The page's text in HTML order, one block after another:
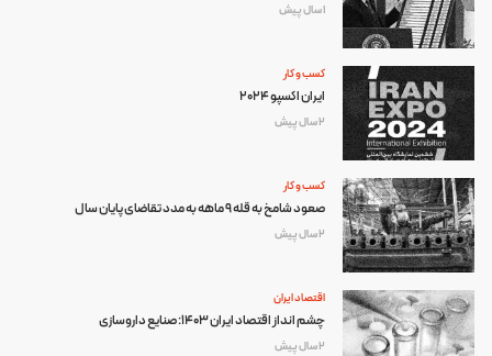
1 سال پیش
کسب و کار
ایران اکسپو ۲۰۲۴
2 سال پیش
کسب و کار
صعود شامخ به قله 9 ماهه به مدد تقاضای پایان سال
2 سال پیش
اقتصاد ایران
چشم انداز اقتصاد ایران 1403: صنایع داروسازی
2 سال پیش